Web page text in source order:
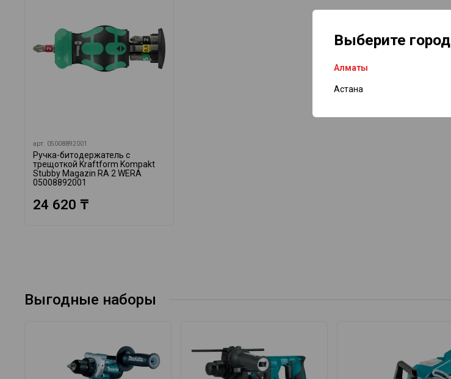
Выберите город
Алматы
Астана
арт. 05008892001
Ручка-битодержатель с
трещоткой Kraftform Kompakt
Stubby Magazin RA 2 WERA
05008892001
24 620 ₸
Выгодные наборы